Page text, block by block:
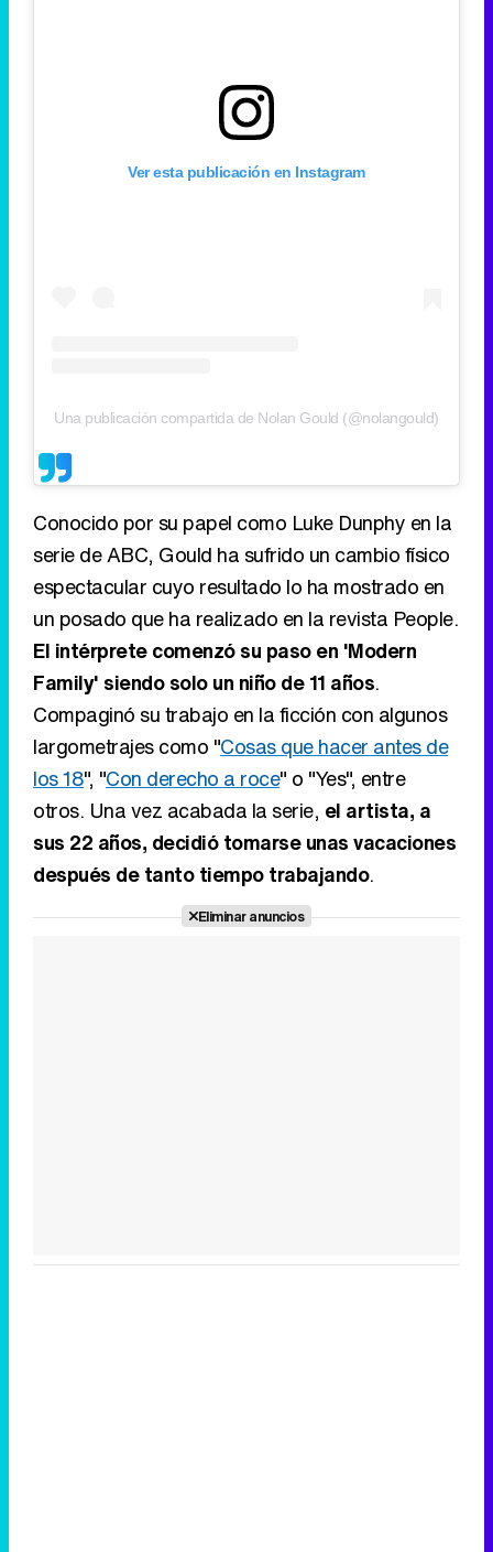
Ver esta publicación en Instagram
Una publicación compartida de Nolan Gould (@nolangould)
Conocido por su papel como Luke Dunphy en la
serie de ABC, Gould ha sufrido un cambio físico
espectacular cuyo resultado lo ha mostrado en
un posado que ha realizado en la revista People.
El intérprete comenzó su paso en 'Modern
Family' siendo solo un niño de 11 años.
Compaginó su trabajo en la ficción con algunos
largometrajes como "Cosas que hacer antes de
los 18", "Con derecho a roce" o "Yes", entre
otros. Una vez acabada la serie, el artista, a
sus 22 años, decidió tomarse unas vacaciones
después de tanto tiempo trabajando.
Eliminar anuncios